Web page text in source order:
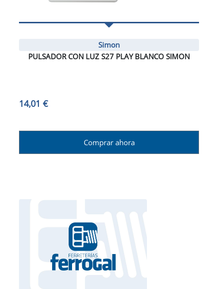
Simon
PULSADOR CON LUZ S27 PLAY BLANCO SIMON
14,01 €
Comprar ahora